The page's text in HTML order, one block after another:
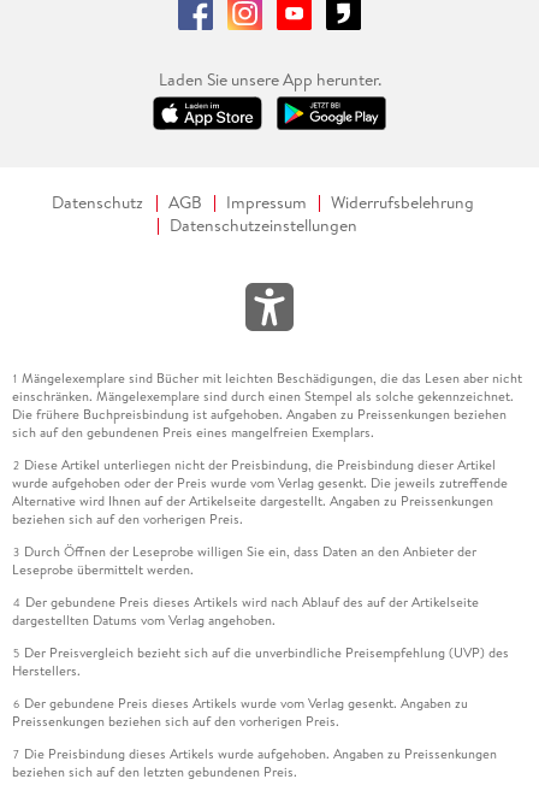
Laden Sie unsere App herunter.
Datenschutz AGB Impressum
Widerrufsbelehrung
Datenschutzeinstellungen
1 Mängelexemplare sind Bücher mit leichten Beschädigungen, die das Lesen aber nicht
einschränken. Mängelexemplare sind durch einen Stempel als solche gekennzeichnet.
Die frühere Buchpreisbindung ist aufgehoben. Angaben zu Preissenkungen beziehen
sich auf den gebundenen Preis eines mangelfreien Exemplars.
2 Diese Artikel unterliegen nicht der Preisbindung, die Preisbindung dieser Artikel
wurde aufgehoben oder der Preis wurde vom Verlag gesenkt. Die jeweils zutreffende
Alternative wird Ihnen auf der Artikelseite dargestellt. Angaben zu Preissenkungen
beziehen sich auf den vorherigen Preis.
3 Durch Öffnen der Leseprobe willigen Sie ein, dass Daten an den Anbieter der
Leseprobe übermittelt werden.
4 Der gebundene Preis dieses Artikels wird nach Ablauf des auf der Artikelseite
dargestellten Datums vom Verlag angehoben.
5 Der Preisvergleich bezieht sich auf die unverbindliche Preisempfehlung (UVP) des
Herstellers.
6 Der gebundene Preis dieses Artikels wurde vom Verlag gesenkt. Angaben zu
Preissenkungen beziehen sich auf den vorherigen Preis.
7 Die Preisbindung dieses Artikels wurde aufgehoben. Angaben zu Preissenkungen
beziehen sich auf den letzten gebundenen Preis.